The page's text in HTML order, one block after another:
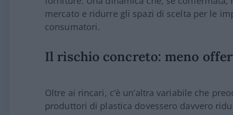
mercato e ridurre gli spazi di scelta per le
consumatori.
Il rischio concreto: meno
Oltre ai rincari, c’è un’altra variabile che
produttori di plastica dovessero davvero